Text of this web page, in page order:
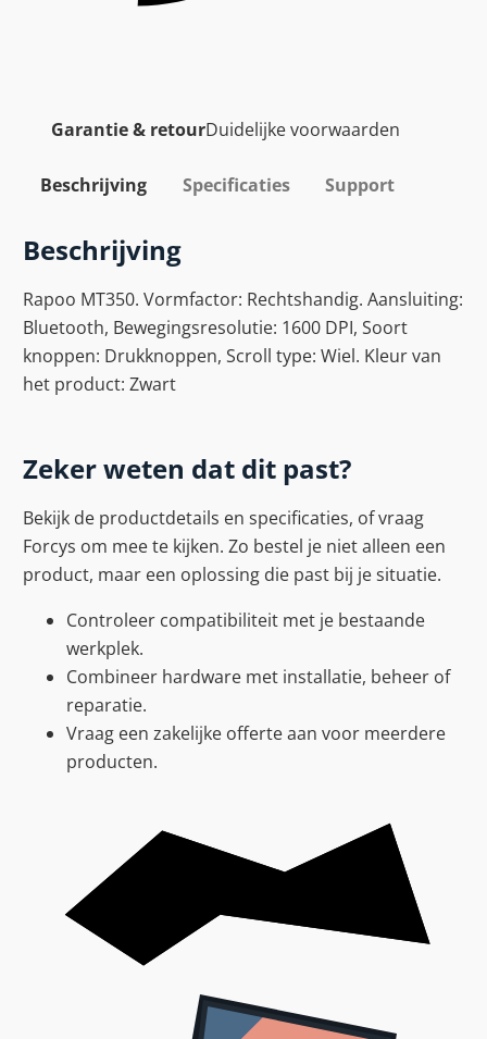
Garantie & retourDuidelijke voorwaarden
Beschrijving Specificaties Support
Beschrijving
Rapoo MT350. Vormfactor: Rechtshandig. Aansluiting:
Bluetooth, Bewegingsresolutie: 1600 DPI, Soort
knoppen: Drukknoppen, Scroll type: Wiel. Kleur van
het product: Zwart
Zeker weten dat dit past?
Bekijk de productdetails en specificaties, of vraag
Forcys om mee te kijken. Zo bestel je niet alleen een
product, maar een oplossing die past bij je situatie.
Controleer compatibiliteit met je bestaande
werkplek.
Combineer hardware met installatie, beheer of
reparatie.
Vraag een zakelijke offerte aan voor meerdere
producten.